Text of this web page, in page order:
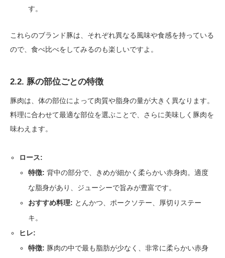
す。
これらのブランド豚は、それぞれ異なる風味や食感を持っている
ので、食べ比べをしてみるのも楽しいですよ。
2.2. 豚の部位ごとの特徴
豚肉は、体の部位によって肉質や脂身の量が大きく異なります。
料理に合わせて最適な部位を選ぶことで、さらに美味しく豚肉を
味わえます。
ロース:
特徴: 背中の部分で、きめが細かく柔らかい赤身肉。適度
な脂身があり、ジューシーで旨みが豊富です。
おすすめ料理: とんかつ、ポークソテー、厚切りステー
キ。
ヒレ:
特徴: 豚肉の中で最も脂肪が少なく、非常に柔らかい赤身